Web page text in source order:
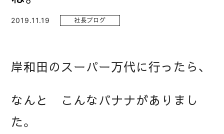
2019.11.19 社長ブログ
岸和田のスーパー万代に行ったら、
なんと こんなバナナがありまし
た。